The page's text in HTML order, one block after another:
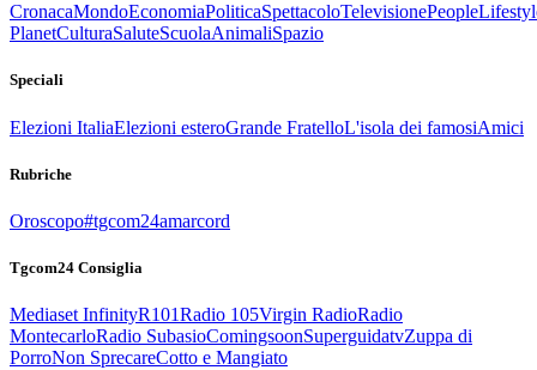
CronacaMondoEconomiaPoliticaSpettacoloTelevisionePeople
PlanetCulturaSaluteScuolaAnimaliSpazio
Speciali
Elezioni ItaliaElezioni esteroGrande FratelloL'isola dei famosiAmici
Rubriche
Oroscopo#tgcom24amarcord
Tgcom24 Consiglia
Mediaset InfinityR101Radio 105Virgin RadioRadio
MontecarloRadio SubasioComingsoonSuperguidatvZuppa di
PorroNon SprecareCotto e Mangiato